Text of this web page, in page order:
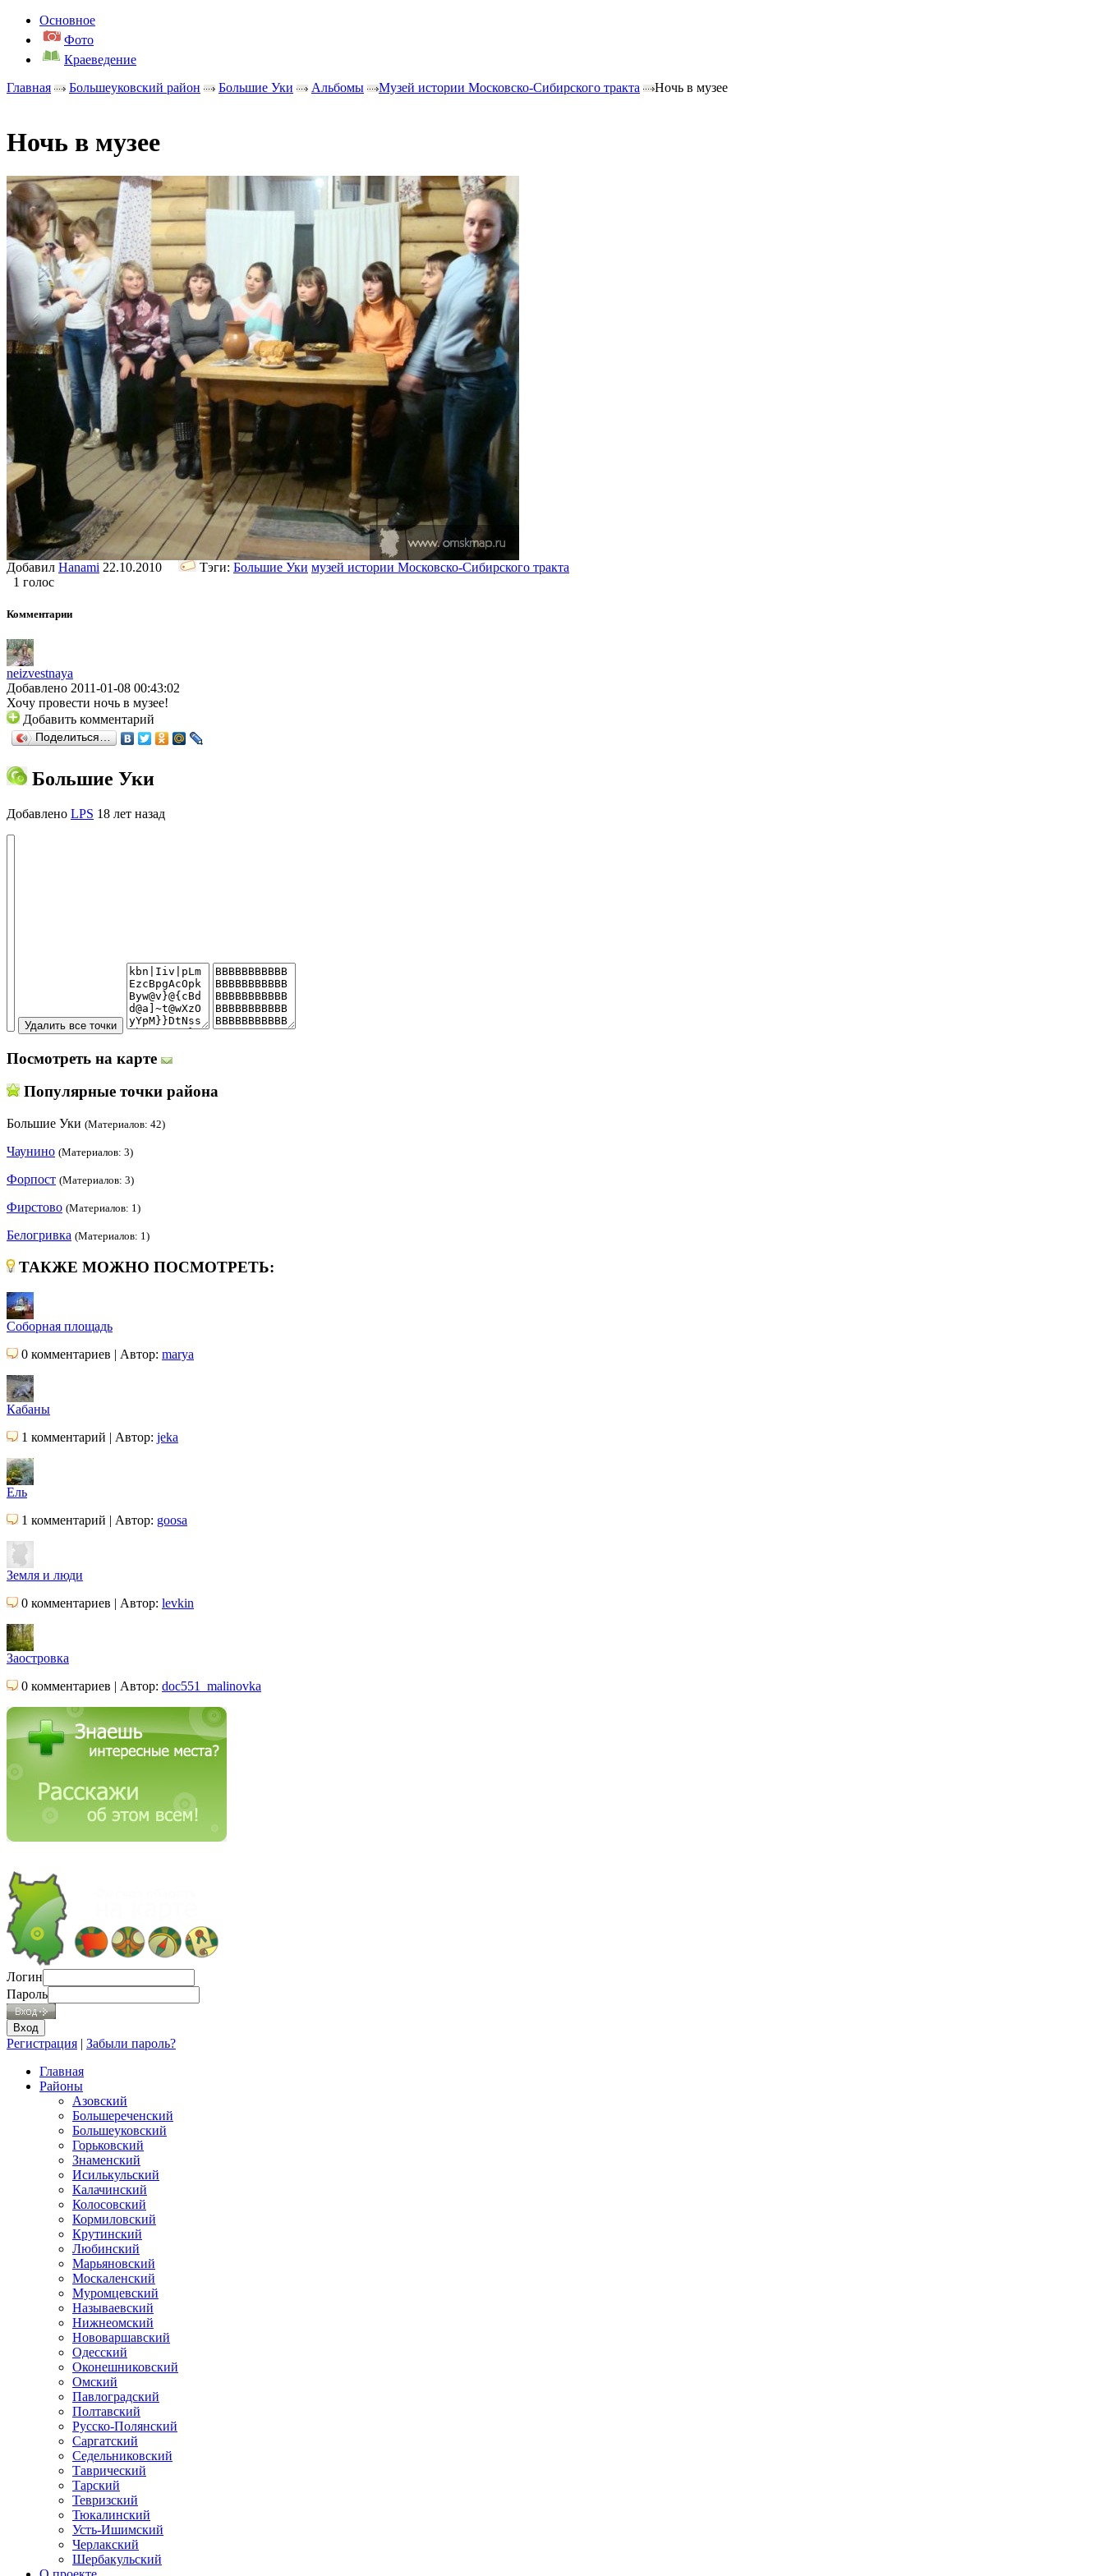
Основное
Фото
Краеведение
Главная
Большеуковский район Большие Уки Альбомы Музей истории Московско-Сибирского тракта Ночь в музее
Ночь в музее
Добавил Hanami 22.10.2010 Тэги: Большие Уки музей истории Московско-Сибирского тракта
1 голос
Комментарии
neizvestnaya
Добавлено 2011-01-08 00:43:02
Хочу провести ночь в музее!
Добавить комментарий
Поделиться…
Большие Уки
Добавлено LPS 18 лет назад
Посмотреть на карте
Популярные точки района
Большие Уки (Материалов: 42)
Чаунино (Материалов: 3)
Форпост (Материалов: 3)
Фирстово (Материалов: 1)
Белогривка (Материалов: 1)
ТАКЖЕ МОЖНО ПОСМОТРЕТЬ:
Соборная площадь
0 комментариев | Автор: marya
Кабаны
1 комментарий | Автор: jeka
Ель
1 комментарий | Автор: goosa
Земля и люди
0 комментариев | Автор: levkin
Заостровка
0 комментариев | Автор: doc551_malinovka
Логин
Пароль
Регистрация | Забыли пароль?
Главная
Районы
Азовский
Большереченский
Большеуковский
Горьковский
Знаменский
Исилькульский
Калачинский
Колосовский
Кормиловский
Крутинский
Любинский
Марьяновский
Москаленский
Муромцевский
Называевский
Нижнеомский
Нововаршавский
Одесский
Оконешниковский
Омский
Павлоградский
Полтавский
Русско-Полянский
Саргатский
Седельниковский
Таврический
Тарский
Тевризский
Тюкалинский
Усть-Ишимский
Черлакский
Шербакульский